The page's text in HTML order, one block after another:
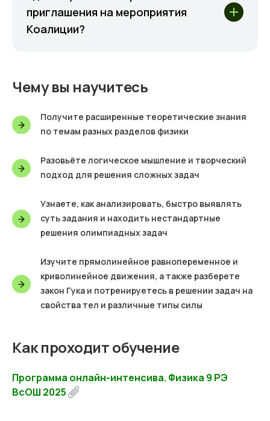
приглашения на мероприятия
Коалиции?
Чему вы научитесь
Получите расширенные теоретические знания
по темам разных разделов физики
Разовьёте логическое мышление и творческий
подход для решения сложных задач
Узнаете, как анализировать, быстро выявлять
суть задания и находить нестандартные
решения олимпиадных задач
Изучите прямолинейное равнопеременное и
криволинейное движения, а также разберете
закон Гука и потренируетесь в решении задач на
свойства тел и различные типы силы
Как проходит обучение
Программа онлайн-интенсива. Физика 9 РЭ
ВсОШ 2025